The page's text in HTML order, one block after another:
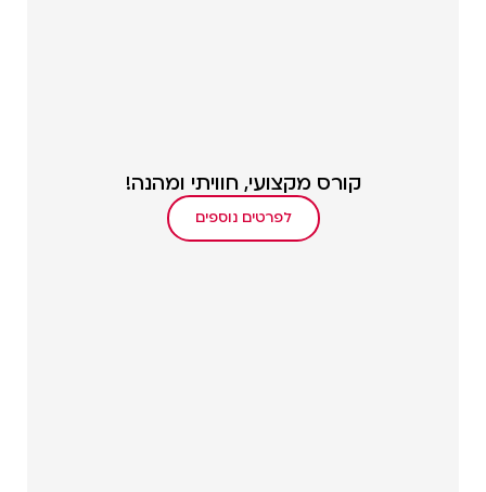
קורס מקצועי, חוויתי ומהנה!
לפרטים נוספים